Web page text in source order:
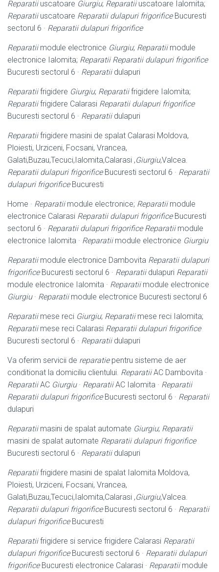
Reparatiiuscatoare Giurgiu; Reparatiiuscatoare Ialomita;
Reparatiiuscatoare Reparatii dulapuri frigorificeBucuresti
sectorul 6 · Reparatii dulapuri frigorifice
Reparatiimodule electronice Giurgiu; Reparatiimodule
electronice Ialomita; Reparatii Reparatii dulapuri frigorifice
Bucuresti sectorul 6 · Reparatiidulapuri
Reparatiifrigidere Giurgiu; Reparatiifrigidere Ialomita;
Reparatiifrigidere Calarasi Reparatii dulapuri frigorifice
Bucuresti sectorul 6 · Reparatiidulapuri
Reparatiifrigidere masini de spalat Calarasi Moldova,
Ploiesti, Urziceni, Focsani, Vrancea,
Galati,Buzau,Tecuci,Ialomita,Calarasi ,Giurgiu,Valcea.
Reparatii dulapuri frigorificeBucuresti sectorul 6 · Reparatii
dulapuri frigorificeBucuresti
Home · Reparatiimodule electronice; Reparatiimodule
electronice Calarasi Reparatii dulapuri frigorificeBucuresti
sectorul 6 · Reparatii dulapuri frigorifice Reparatiimodule
electronice Ialomita · Reparatiimodule electronice Giurgiu
Reparatiimodule electronice Dambovita Reparatii dulapuri
frigorificeBucuresti sectorul 6 · Reparatiidulapuri Reparatii
module electronice Ialomita · Reparatiimodule electronice
Giurgiu· Reparatiimodule electronice Bucuresti sectorul 6
Reparatiimese reci Giurgiu; Reparatiimese reci Ialomita;
Reparatiimese reci Calarasi Reparatii dulapuri frigorifice
Bucuresti sectorul 6 · Reparatiidulapuri
Va oferim servicii de reparatiepentru sisteme de aer
conditionat la domiciliu clientului. ReparatiiAC Dambovita ·
ReparatiiAC Giurgiu· ReparatiiAC Ialomita · Reparatii
Reparatii dulapuri frigorificeBucuresti sectorul 6 · Reparatii
dulapuri
Reparatiimasini de spalat automate Giurgiu; Reparatii
masini de spalat automate Reparatii dulapuri frigorifice
Bucuresti sectorul 6 · Reparatiidulapuri
Reparatiifrigidere masini de spalat Ialomita Moldova,
Ploiesti, Urziceni, Focsani, Vrancea,
Galati,Buzau,Tecuci,Ialomita,Calarasi ,Giurgiu,Valcea.
Reparatii dulapuri frigorificeBucuresti sectorul 6 · Reparatii
dulapuri frigorificeBucuresti
Reparatiifrigidere si service frigidere Calarasi Reparatii
dulapuri frigorificeBucuresti sectorul 6 · Reparatii dulapuri
frigorificeBucuresti electronice Calarasi · Reparatiimodule